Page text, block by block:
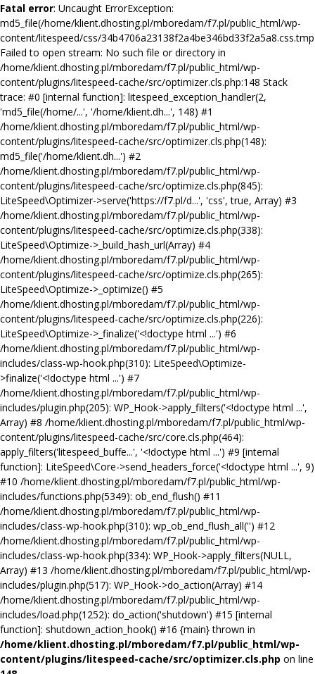
Fatal error: Uncaught ErrorException:
md5_file(/home/klient.dhosting.pl/mboredam/f7.pl/public_html/wp-
content/litespeed/css/
Failed to open stream: No such file or directory in
/home/klient.dhosting.pl/mboredam/f7.pl/public_html/wp-
content/plugins/litespeed-cache/src/optimizer.cls.php:148 Stack
trace: #0 [internal function]: litespeed_exception_handler(2,
'md5_file(/home/...', '/home/klient.dh...', 148) #1
/home/klient.dhosting.pl/mboredam/f7.pl/public_html/wp-
content/plugins/litespeed-cache/src/optimizer.cls.php(148):
md5_file('/home/klient.dh...') #2
/home/klient.dhosting.pl/mboredam/f7.pl/public_html/wp-
content/plugins/litespeed-cache/src/optimize.cls.php(845):
LiteSpeed\Optimizer->serve('https://f7.pl/d...', 'css', true, Array) #3
/home/klient.dhosting.pl/mboredam/f7.pl/public_html/wp-
content/plugins/litespeed-cache/src/optimize.cls.php(338):
LiteSpeed\Optimize->_build_hash_url(Array) #4
/home/klient.dhosting.pl/mboredam/f7.pl/public_html/wp-
content/plugins/litespeed-cache/src/optimize.cls.php(265):
LiteSpeed\Optimize->_optimize() #5
/home/klient.dhosting.pl/mboredam/f7.pl/public_html/wp-
content/plugins/litespeed-cache/src/optimize.cls.php(226):
LiteSpeed\Optimize->_finalize('<!doctype html ...') #6
/home/klient.dhosting.pl/mboredam/f7.pl/public_html/wp-
includes/class-wp-hook.php(310): LiteSpeed\Optimize-
>finalize('<!doctype html ...') #7
/home/klient.dhosting.pl/mboredam/f7.pl/public_html/wp-
includes/plugin.php(205): WP_Hook->apply_filters('<!doctype html ...',
Array) #8 /home/klient.dhosting.pl/mboredam/f7.pl/public_html/wp-
content/plugins/litespeed-cache/src/core.cls.php(464):
apply_filters('litespeed_buffe...', '<!doctype html ...') #9 [internal
function]: LiteSpeed\Core->send_headers_force('<!doctype html ...', 9)
#10 /home/klient.dhosting.pl/mboredam/f7.pl/public_html/wp-
includes/functions.php(5349): ob_end_flush() #11
/home/klient.dhosting.pl/mboredam/f7.pl/public_html/wp-
includes/class-wp-hook.php(310): wp_ob_end_flush_all('') #12
/home/klient.dhosting.pl/mboredam/f7.pl/public_html/wp-
includes/class-wp-hook.php(334): WP_Hook->apply_filters(NULL,
Array) #13 /home/klient.dhosting.pl/mboredam/f7.pl/public_html/wp-
includes/plugin.php(517): WP_Hook->do_action(Array) #14
/home/klient.dhosting.pl/mboredam/f7.pl/public_html/wp-
includes/load.php(1252): do_action('shutdown') #15 [internal
function]: shutdown_action_hook() #16 {main} thrown in
/home/klient.dhosting.pl/mboredam/f7.pl/public_html/wp-
content/plugins/litespeed-cache/src/optimizer.cls.php on line